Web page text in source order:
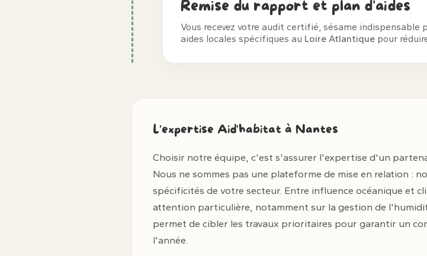
Remise du rapport et plan d'aides
Vous recevez votre audit certifié, sésame indispensable
aides locales spécifiques au Loire Atlantique pour
L'expertise Aid'habitat à Nantes
Choisir notre équipe, c'est s'assurer l'expertise d'un
Nous ne sommes pas une plateforme de mise en relation :
spécificités de votre secteur. Entre influence océanique et
attention particulière, notamment sur la gestion de
permet de cibler les travaux prioritaires pour garantir un
l'année.